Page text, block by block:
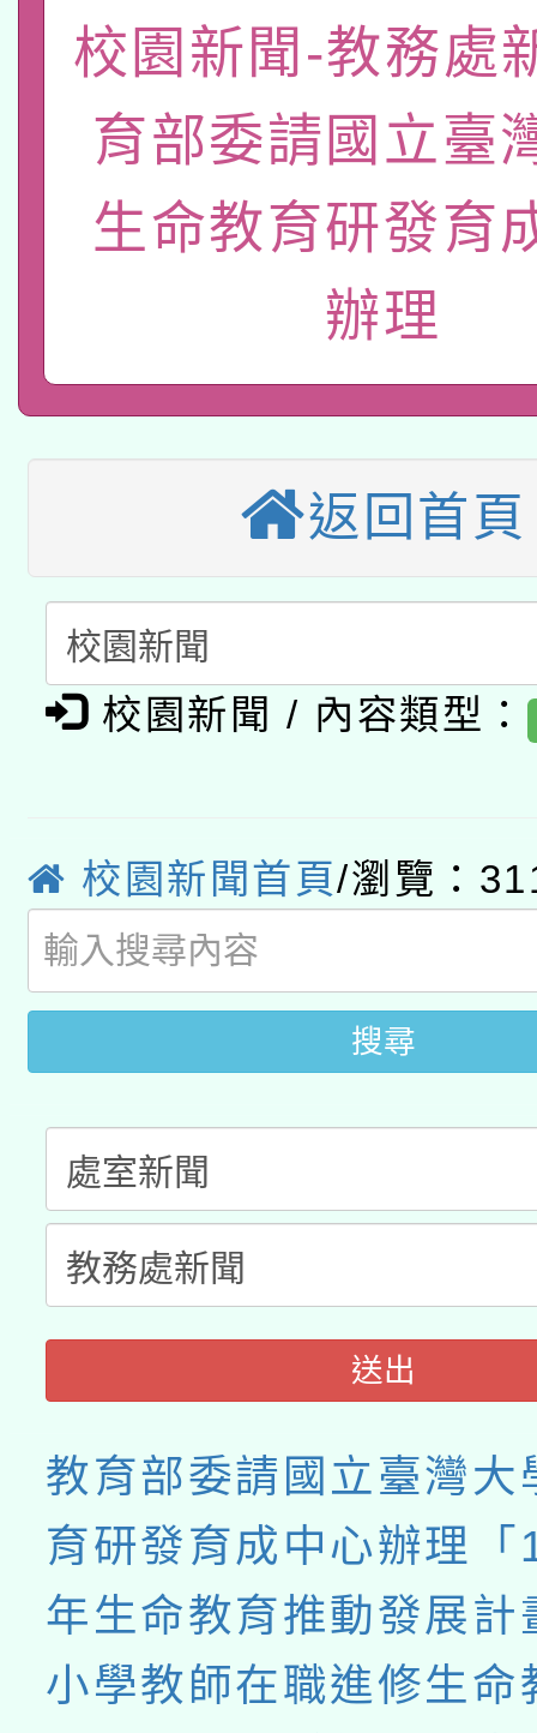
「數位內容與教學軟體
pilot」
有關大陸委員會函釋公
薪期間赴陸應申請許可
轉知經濟部水利署委託
業技術研究院辦理「
用水績優單位及節水達
115年8月22日(星期六
開 智慧啟航」
2026年桃園地景藝術
本校115學年度第2次
招甄選結果公告(無人
招)
適應運動共學行動站研
暨閱讀推動專業研習
科技賦能─人工智慧
礎課程
「數位內容與教學軟體
pilot」
有關大陸委員會函釋公
薪期間赴陸應申請許可
轉知經濟部水利署委託
用水績優單位及節水達
動」
桃園市孔廟祈福系列
開 智慧啟航」
2026年桃園地景藝術
校園新聞-教務處
育部委請國立臺
生命教育研發育
辦理
返回首頁
校園新聞 / 內容類型：
校園新聞首頁/瀏覽：
搜尋
送出
教育部委請國立臺灣大
育研發育成中心辦理
年生命教育推動發展計
小學教師在職進修生命